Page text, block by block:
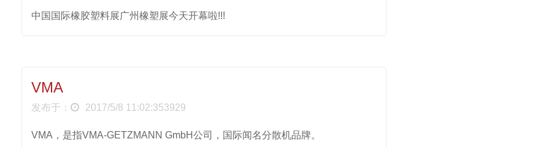
中国国际橡胶塑料展广州橡塑展今天开幕啦!!!
VMA
发布于： 2017/5/8 11:02:353929
VMA，是指VMA-GETZMANN GmbH公司，国际闻名分散机品牌。